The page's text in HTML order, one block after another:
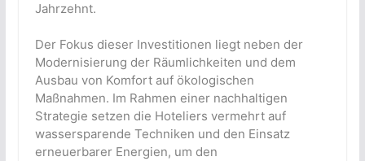
Jahrzehnt.
Der Fokus dieser Investitionen liegt neben der
Modernisierung der Räumlichkeiten und dem
Ausbau von Komfort auf ökologischen
Maßnahmen. Im Rahmen einer nachhaltigen
Strategie setzen die Hoteliers vermehrt auf
wassersparende Techniken und den Einsatz
erneuerbarer Energien, um den